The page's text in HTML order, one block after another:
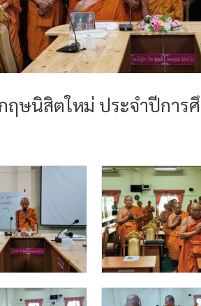
ฤษนิสิตใหม่ ประจำปีการ